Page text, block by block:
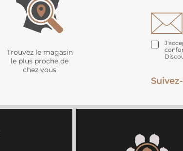
Trouvez le magasin
le plus proche de
chez vous